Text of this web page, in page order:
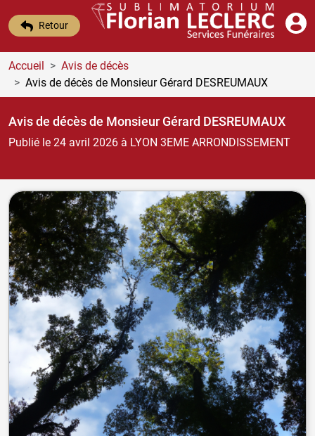
Retour
Accueil
Avis de décès
Avis de décès de Monsieur Gérard DESREUMAUX
Avis de décès de Monsieur Gérard DESREUMAUX
Publié le 24 avril 2026 à LYON 3EME ARRONDISSEMENT